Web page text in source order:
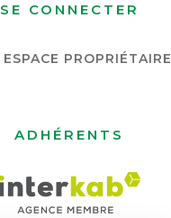
SE CONNECTER
ESPACE PROPRIÉTAIRE
ADHÉRENTS